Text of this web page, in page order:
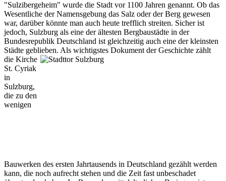
"Sulzibergeheim" wurde die Stadt vor 1100 Jahren genannt. Ob das
Wesentliche der Namensgebung das Salz oder der Berg gewesen
war, darüber könnte man auch heute trefflich streiten. Sicher ist
jedoch, Sulzburg als eine der ältesten Bergbaustädte in der
Bundesrepublik Deutschland ist gleichzeitig auch eine der kleinsten
Städte geblieben. Als wichtigstes Dokument derGeschichte zählt
die Kirche
St. Cyriak
in
Sulzburg,
die zu den
wenigen
Bauwerken des ersten Jahrtausends in Deutschland gezählt werden
kann, die noch aufrecht stehen und die Zeit fast unbeschadet